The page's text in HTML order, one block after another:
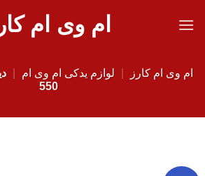
ام وی ام
ام وی ام کارز لوازم یدکی ام وی ام
550